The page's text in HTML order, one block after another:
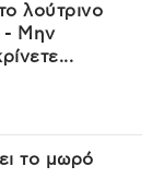
λούτρινο
- Μην
το μωρό